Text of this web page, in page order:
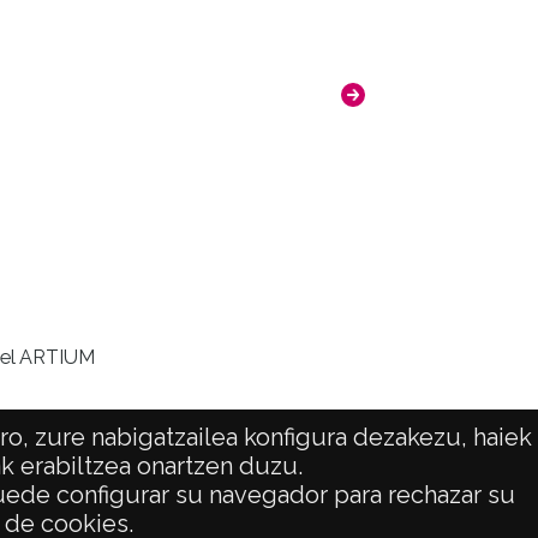
zure nabigatzailea konfigura dezakezu, haiek
erabiltzea onartzen duzu.
configurar su navegador para rechazar su
cookies.
ARTIUM
ATENCIÓN CIUDADANA